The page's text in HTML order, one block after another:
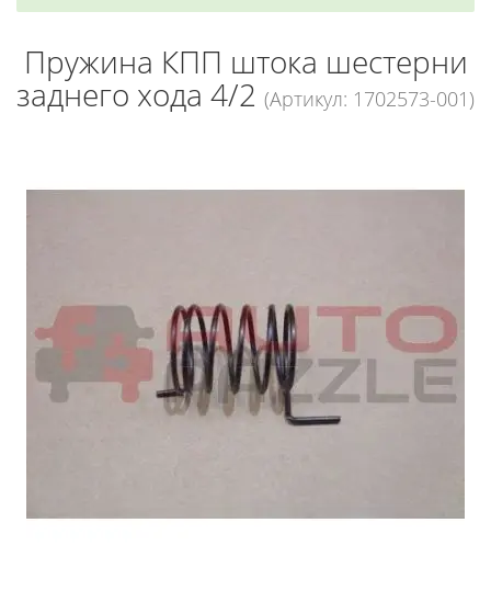
Пружина КПП штока шестерни
заднего хода 4/2 (Артикул: 1702573-001)